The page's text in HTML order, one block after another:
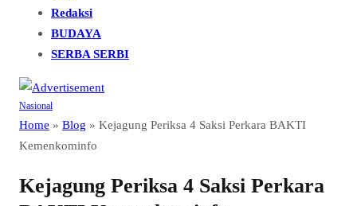
Redaksi
BUDAYA
SERBA SERBI
Nasional
Home » Blog » Kejagung Periksa 4 Saksi Perkara BAKTI
Kemenkominfo
Kejagung Periksa 4 Saksi Perkara